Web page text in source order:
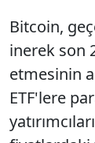
Bitcoin,
inerek son
etmesinin
ETF'lere